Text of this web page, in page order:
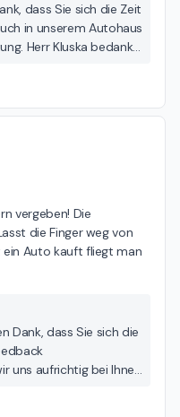
dass Sie sich die Zeit
in unserem Autohaus
Herr Kluska bedankt
allzeit gute Fahrt. Viele
vergeben! Die
die Finger weg von
Auto kauft fliegt man
Dank, dass Sie sich die
uns aufrichtig bei Ihnen
und es tut